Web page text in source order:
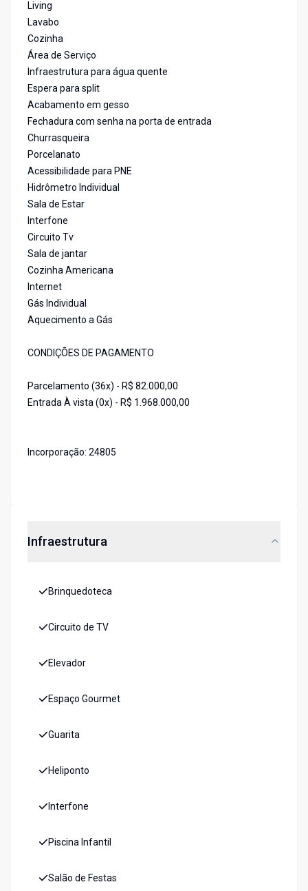
Living
Lavabo
Cozinha
Área de Serviço
Infraestrutura para água quente
Espera para split
Acabamento em gesso
Fechadura com senha na porta de entrada
Churrasqueira
Porcelanato
Acessibilidade para PNE
Hidrômetro Individual
Sala de Estar
Interfone
Circuito Tv
Sala de jantar
Cozinha Americana
Internet
Gás Individual
Aquecimento a Gás
CONDIÇÕES DE PAGAMENTO
Parcelamento (36x) - R$ 82.000,00
Entrada À vista (0x) - R$ 1.968.000,00
Incorporação: 24805
Infraestrutura
Brinquedoteca
Circuito de TV
Elevador
Espaço Gourmet
Guarita
Heliponto
Interfone
Piscina Infantil
Salão de Festas